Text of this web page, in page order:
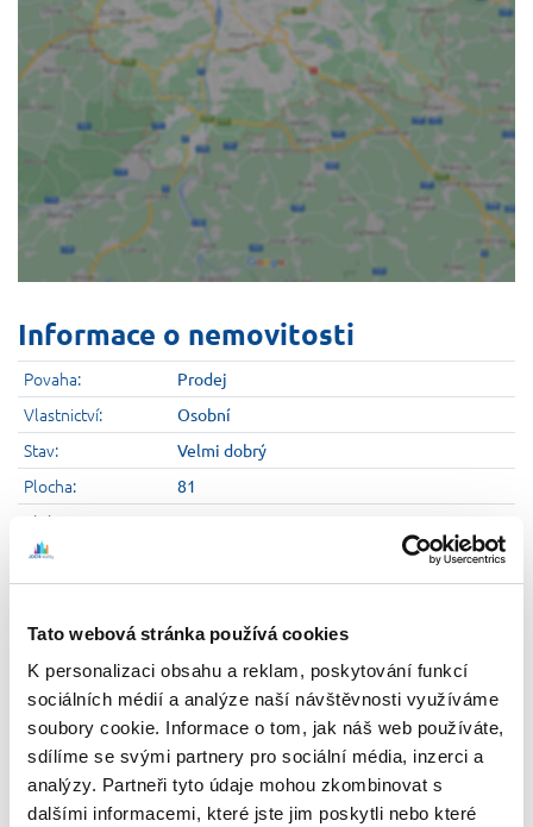
Tato webová stránka používá cookies
K personalizaci obsahu a reklam, poskytování funkcí
sociálních médií a analýze naší návštěvnosti využíváme
soubory cookie. Informace o tom, jak náš web používáte,
sdílíme se svými partnery pro sociální média, inzerci a
analýzy. Partneři tyto údaje mohou zkombinovat s
dalšími informacemi, které jste jim poskytli nebo které
Informace o nemovitosti
Povaha: Prodej
Vlastnictví: Osobní
Stav: Velmi dobrý
Plocha: 81
Elektřina:
Voda:
Podlaží: 1
Parkování: Ano, vlastní parkoviště
Obec: Praha
Kraj: Praha
Cena: 8.490.000,-